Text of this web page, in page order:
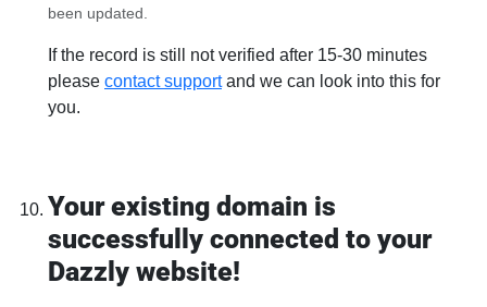
been updated.
If the record is still not verified after 15-30 minutes
please contact supportand we can look into this for
you.
Your existing domain is
successfully connected to your
Dazzly website!